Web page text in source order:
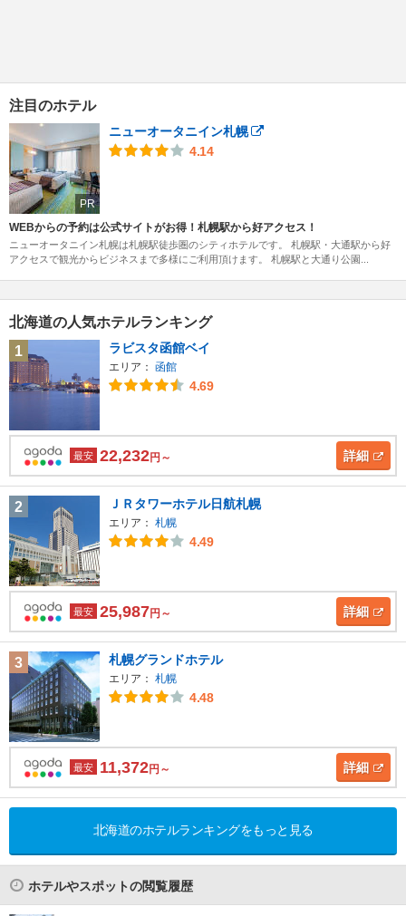
注目のホテル
PR
ニューオータニイン札幌
4.14
WEBからの予約は公式サイトがお得！札幌駅から好アクセス！
ニューオータニイン札幌は札幌駅徒歩圏のシティホテルです。 札幌駅・大通駅から好
アクセスで観光からビジネスまで多様にご利用頂けます。 札幌駅と大通り公園...
北海道の人気ホテルランキング
1
ラビスタ函館ベイ
エリア： 函館
4.69
最安 22,232円～ 詳細
2 ＪＲタワーホテル日航札幌
エリア： 札幌
4.49
最安 25,987円～ 詳細
3 札幌グランドホテル
エリア： 札幌
4.48
最安 11,372円～ 詳細
北海道のホテルランキングをもっと見る
ホテルやスポットの閲覧履歴